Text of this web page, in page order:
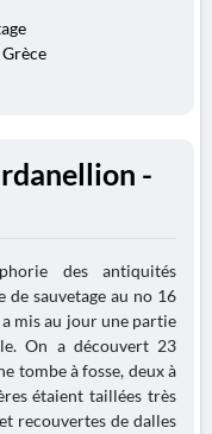
-
des antiquités
de sauvetage au no 16
mis au jour une partie
On a découvert 23
tombe à fosse, deux à
étaient taillées très
recouvertes de dalles